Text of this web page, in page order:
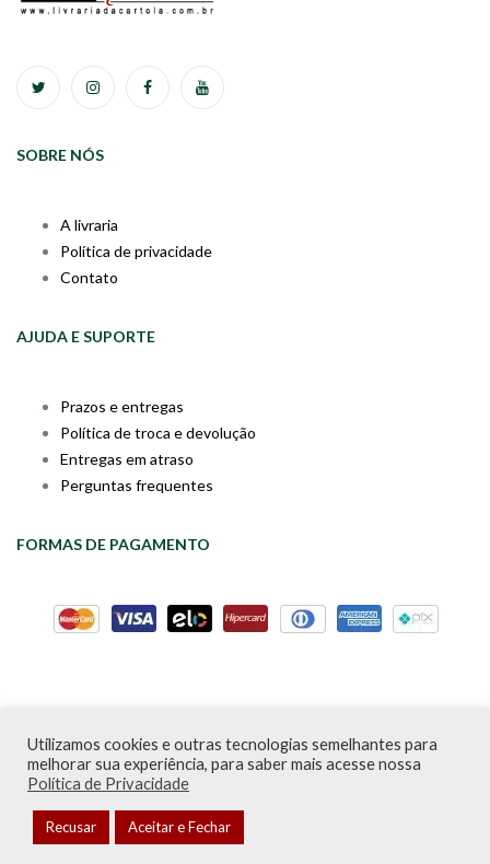
SOBRE NÓS
A livraria
Política de privacidade
Contato
AJUDA E SUPORTE
Prazos e entregas
Política de troca e devolução
Entregas em atraso
Perguntas frequentes
FORMAS DE PAGAMENTO
Livraria da Cartola © Desde 2020 | CNPJ: 31.298.135/0001-09 |
Desenvolvido porPDA Digital
Utilizamos cookies e outras tecnologias semelhantes para
melhorar sua experiência, para saber mais acesse nossa
Política de Privacidade
Recusar Aceitar e Fechar